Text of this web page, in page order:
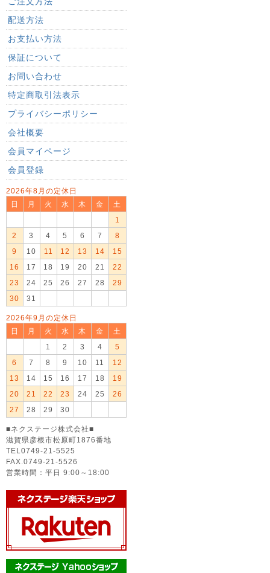
配送方法
お支払い方法
保証について
お問い合わせ
特定商取引法表示
プライバシーポリシー
会社概要
会員マイページ
会員登録
2026年8月の定休日
日
月 火 水 木 金
土
1
2
3 4 5 6 7
8
9
10 11 12 13 14
15
16
17 18 19 20 21
22
23
24 25 26 27 28
29
30
31
2026年9月の定休日
日
月 火 水 木 金
土
1
2 3 4
5
6
7 8 9 10 11
12
13
14 15 16 17 18
19
20
21 22 23 24 25
26
27
28 29 30
■ネクステージ株式会社■
滋賀県彦根市松原町1876番地
TEL0749-21-5525
FAX.0749-21-5526
営業時間：平日 9:00～18:00